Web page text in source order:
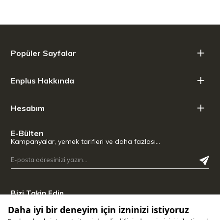
Popüler Sayfalar
Enplus Hakkında
Hesabım
E-Bülten
Kampanyalar, yemek tarifleri ve daha fazlası…
Bizi Takip Edin